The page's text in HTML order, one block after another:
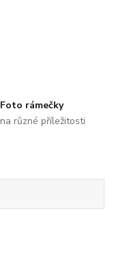
Foto rámečky
na různé příležitosti